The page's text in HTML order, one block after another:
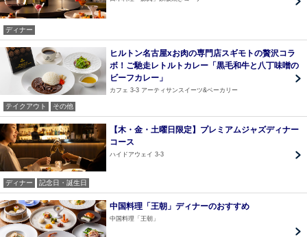
ディナー
ヒルトン名古屋xお肉の専門店スギモトの贅沢コラ
ボ！ご馳走レトルトカレー「黒毛和牛と八丁味噌の
ビーフカレー」
カフェ 3-3 アーティサンスイーツ&ベーカリー
テイクアウト その他
【木・金・土曜日限定】プレミアムジャズディナー
コース
ハイドアウェイ 3-3
ディナー 記念日・誕生日
中国料理「王朝」ディナーのおすすめ
中国料理「王朝」